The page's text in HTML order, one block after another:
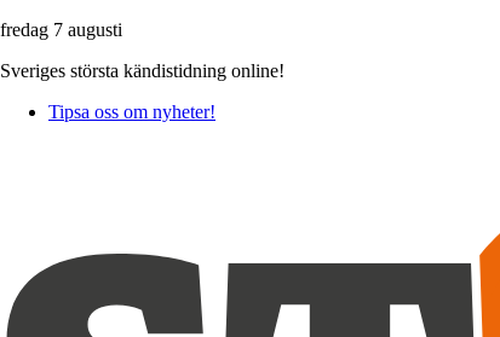
fredag 7 augusti
Sveriges största kändistidning online!
Tipsa oss om nyheter!